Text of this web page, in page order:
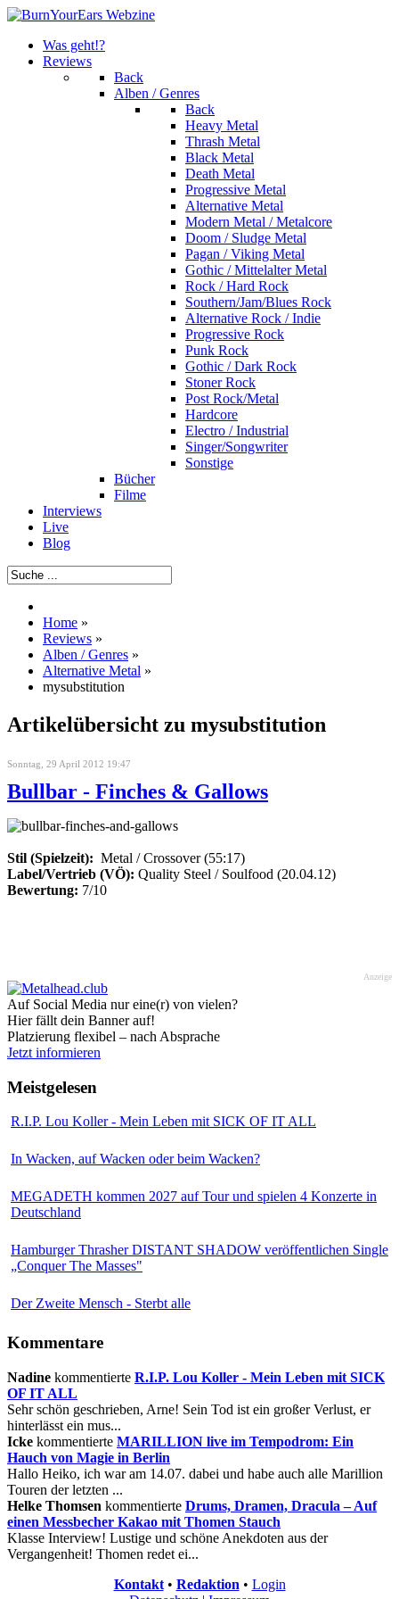
Was geht!?
Reviews
Back
Alben / Genres
Back
Heavy Metal
Thrash Metal
Black Metal
Death Metal
Progressive Metal
Alternative Metal
Modern Metal / Metalcore
Doom / Sludge Metal
Pagan / Viking Metal
Gothic / Mittelalter Metal
Rock / Hard Rock
Southern/Jam/Blues Rock
Alternative Rock / Indie
Progressive Rock
Punk Rock
Gothic / Dark Rock
Stoner Rock
Post Rock/Metal
Hardcore
Electro / Industrial
Singer/Songwriter
Sonstige
Bücher
Filme
Interviews
Live
Blog
Home »
Reviews »
Alben / Genres »
Alternative Metal »
mysubstitution
Artikelübersicht zu mysubstitution
Sonntag, 29 April 2012 19:47
Bullbar - Finches & Gallows
Stil (Spielzeit): Metal / Crossover (55:17)
Label/Vertrieb (VÖ): Quality Steel / Soulfood (20.04.12)
Bewertung: 7/10
Anzeige
Auf Social Media nur eine(r) von vielen?
Hier fällt dein Banner auf!
Platzierung flexibel – nach Absprache
Jetzt informieren
Meistgelesen
R.I.P. Lou Koller - Mein Leben mit SICK OF IT ALL
In Wacken, auf Wacken oder beim Wacken?
MEGADETH kommen 2027 auf Tour und spielen 4 Konzerte in
Deutschland
Hamburger Thrasher DISTANT SHADOW veröffentlichen Single
„Conquer The Masses"
Der Zweite Mensch - Sterbt alle
Kommentare
Nadine kommentierte R.I.P. Lou Koller - Mein Leben mit SICK
OF IT ALL
Sehr schön geschrieben, Arne! Sein Tod ist ein großer Verlust, er
hinterlässt ein mus...
Icke kommentierte MARILLION live im Tempodrom: Ein
Hauch von Magie in Berlin
Hallo Heiko, ich war am 14.07. dabei und habe auch alle Marillion
Touren der letzten ...
Helke Thomsen kommentierte Drums, Dramen, Dracula – Auf
einen Messbecher Kakao mit Thomen Stauch
Klasse Interview! Lustige und schöne Anekdoten aus der
Vergangenheit! Thomen redet ei...
Kontakt• Redaktion • Login